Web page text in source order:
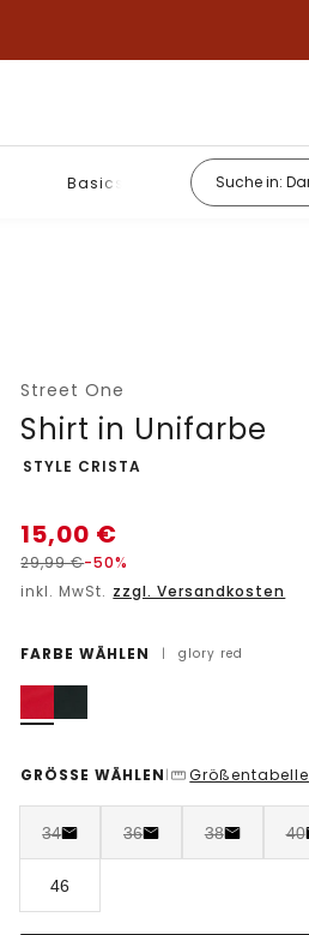
Basics
Street One
Shirt in Unifarbe
-
STYLE CRISTA
15,00 €
29,99€-50%
inkl. MwSt. zzgl. Versandkosten
FARBE WÄHLEN | glory red
GRÖSSE WÄHLEN | Größentabelle
34 36 38 40
46